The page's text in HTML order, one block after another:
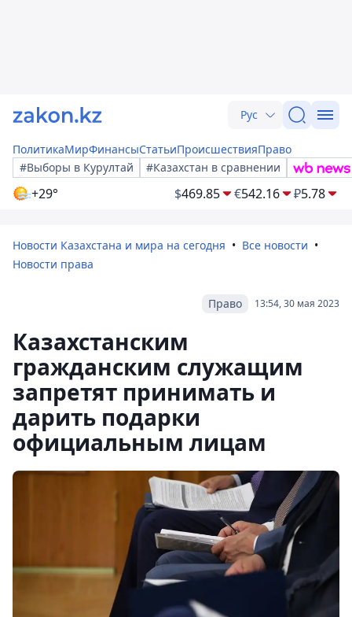
Рус
ПолитикаМирФинансыСтатьиПроисшествияПраво
#Выборы в Курултай
#Казахстан в сравнении
+29° $469.85 €542.16 ₽5.78
Новости Казахстана и мира на сегодня
Все новости
Новости права
13:54, 30 мая 2023
Право
Казахстанским
гражданским служащим
запретят принимать и
дарить подарки
официальным лицам